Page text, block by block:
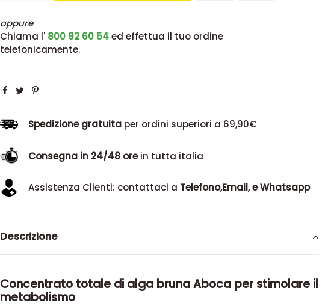
oppure
Chiama l' 800 92 60 54ed effettua il tuo ordine
telefonicamente.
Spedizione gratuitaper ordini superiori a 69,90€
Consegna in 24/48 orein tutta italia
Assistenza Clienti: contattaci a Telefono,Email, e Whatsapp
Descrizione
Concentrato totale di alga bruna Aboca per stimolare il
metabolismo